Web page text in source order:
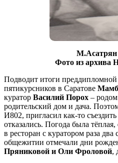
М.Асатрян
Фото из архива
Подводит итоги
пятикурсников в Саратове
куратор Василий Порох –
родительский дом и дача.
И802, пригласил как-то
отказались. Погода была
в ресторан с куратором раза
общежитии отмечали дни
Пряниковой и Оли Фроловой,